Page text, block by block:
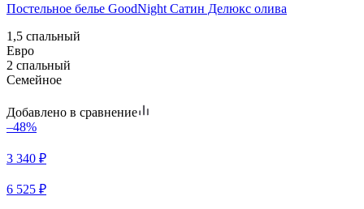
Постельное белье GoodNight Сатин Делюкс олива
1,5 спальный
Евро
2 спальный
Семейное
Добавлено в сравнение
–48%
3 340 ₽
6 525 ₽